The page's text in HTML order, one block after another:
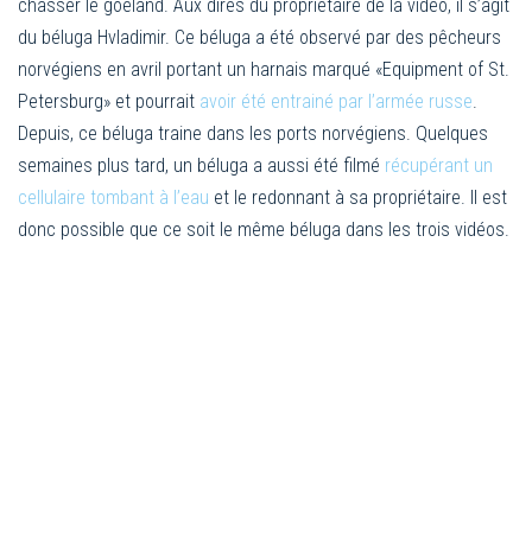
chasser le goéland. Aux dires du propriétaire de la vidéo, il s’agit
du béluga Hvladimir. Ce béluga a été observé par des pêcheurs
norvégiens en avril portant un harnais marqué «Equipment of St.
Petersburg» et pourrait avoir été entrainé par l’armée russe
Depuis, ce béluga traine dans les ports norvégiens. Quelques
semaines plus tard, un béluga a aussi été filmé récupérant un
cellulaire tombant à l’eau et le redonnant à sa propriétaire. Il est
donc possible que ce soit le même béluga dans les trois vidéos.